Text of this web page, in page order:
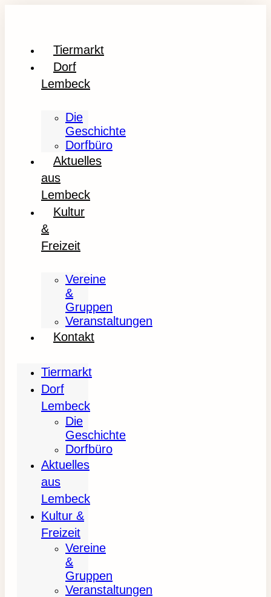
Tiermarkt
Dorf
Lembeck
Die
Geschichte
Dorfbüro
Aktuelles
aus
Lembeck
Kultur
&
Freizeit
Vereine
&
Gruppen
Veranstaltungen
Kontakt
Tiermarkt
Dorf
Lembeck
Die
Geschichte
Dorfbüro
Aktuelles
aus
Lembeck
Kultur &
Freizeit
Vereine
&
Gruppen
Veranstaltungen